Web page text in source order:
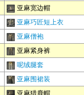
亚麻宽边帽
亚麻巧匠短上衣
亚麻僧袍
亚麻紧身裤
呢绒腿套
亚麻围裙装
亚麻猎鹿帽